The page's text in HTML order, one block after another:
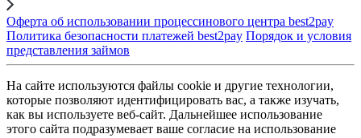
Оферта об использовании процессинового центра best2pay
Политика безопасности платежей best2pay Порядок и условия
представления займов
На сайте используются файлы cookie и другие технологии,
которые позволяют идентифицировать вас, а также изучать,
как вы используете веб-сайт. Дальнейшее использование
этого сайта подразумевает ваше согласие на использование